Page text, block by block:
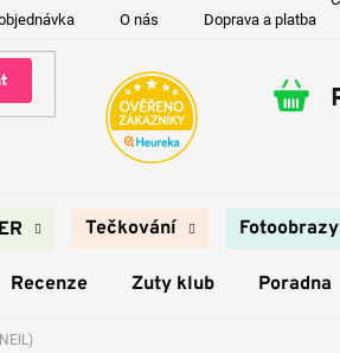
O nás Doprava a platba
Tečkování
Recenze Zuty klub Poradna